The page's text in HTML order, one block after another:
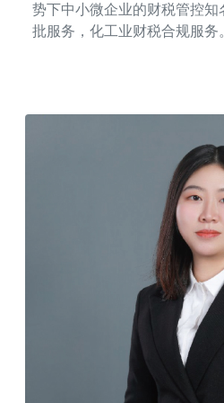
势下中小微企业的财税管控知
批服务，化工业财税合规服务